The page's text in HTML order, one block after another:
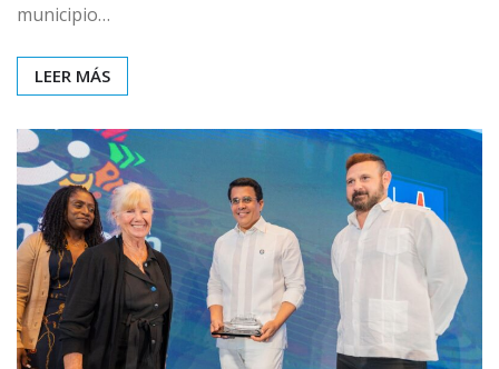
municipio…
LEER MÁS